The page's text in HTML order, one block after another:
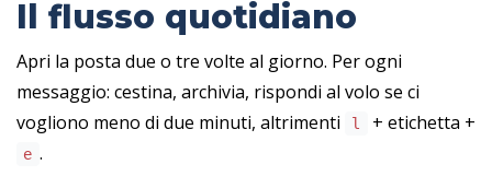
Il flusso quotidiano
Apri la posta due o tre volte al giorno. Per ogni
messaggio: cestina, archivia, rispondi al volo se ci
vogliono meno di due minuti, altrimenti
l + etichetta +
e .